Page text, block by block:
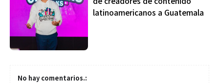
latinoamericanos a Guatemala
No hay comentarios.: